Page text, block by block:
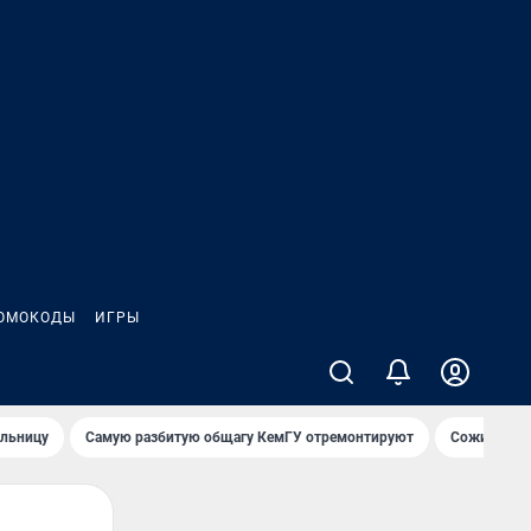
ИГРЫ
Самую разбитую общагу КемГУ отремонтируют